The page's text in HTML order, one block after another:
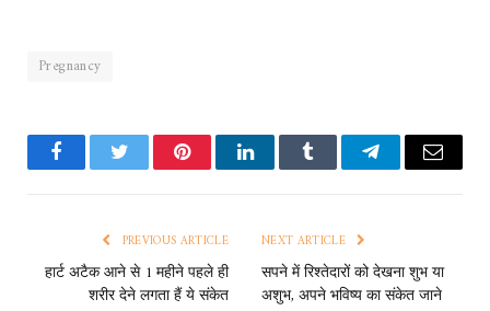
Pregnancy
FacebookTwitter PinterestLinkedInTumblr TelegramEmail
PREVIOUS ARTICLE
हार्ट अटैक आने से 1 महीने पहले ही
शरीर देने लगता हैं ये संकेत
NEXT ARTICLE
सपने में रिश्तेदारों को देखना शुभ या
अशुभ, अपने भविष्य का संकेत जाने